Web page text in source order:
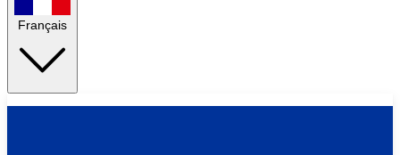
Français